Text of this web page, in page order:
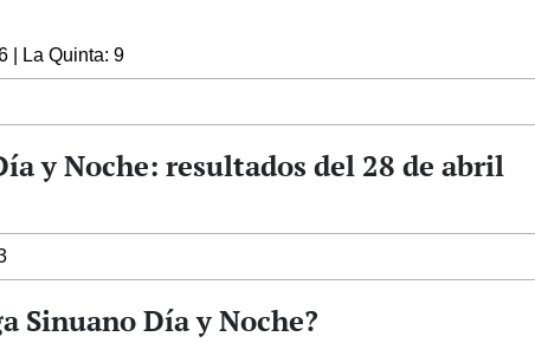
| La Quinta: 9
y Noche: resultados del 28 de abril
Sinuano Día y Noche?